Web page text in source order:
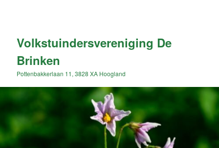
inhoudVolkstuindersvereniging De
Brinken
Pottenbakkerlaan 11, 3828 XA Hoogland